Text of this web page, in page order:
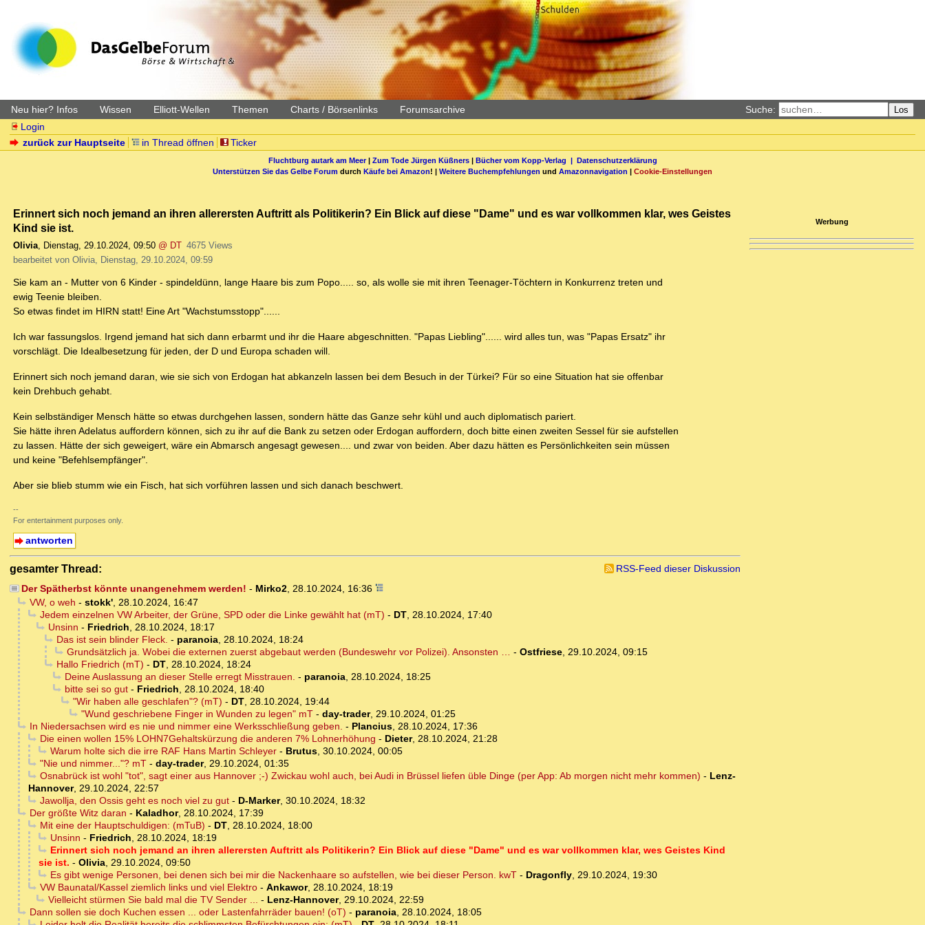
Neu hier? Infos Wissen Elliott-Wellen Themen Charts / Börsenlinks Forumsarchive Suche: Los
Login
zurück zur Hauptseite
in Thread öffnen Ticker
Fluchtburg autark am Meer| Zum Tode Jürgen Küßners| Bücher vom Kopp-Verlag | Datenschutzerklärung
Unterstützen Sie das Gelbe Forum durch Käufe bei Amazon! | Weitere Buchempfehlungen und Amazonnavigation | Cookie-Einstellungen
Erinnert sich noch jemand an ihren allerersten Auftritt als Politikerin? Ein Blick auf diese "Dame" und es war vollkommen klar, wes Geistes
Kind sie ist.
Olivia, Dienstag, 29.10.2024, 09:50 @ DT 4675 Views
bearbeitet von Olivia, Dienstag, 29.10.2024, 09:59
Sie kam an - Mutter von 6 Kinder - spindeldünn, lange Haare bis zum Popo..... so, als wolle sie mit ihren Teenager-Töchtern in Konkurrenz treten und
ewig Teenie bleiben.
So etwas findet im HIRN statt! Eine Art "Wachstumsstopp"......
Ich war fassungslos. Irgend jemand hat sich dann erbarmt und ihr die Haare abgeschnitten. "Papas Liebling"...... wird alles tun, was "Papas Ersatz" ihr
vorschlägt. Die Idealbesetzung für jeden, der D und Europa schaden will.
Erinnert sich noch jemand daran, wie sie sich von Erdogan hat abkanzeln lassen bei dem Besuch in der Türkei? Für so eine Situation hat sie offenbar
kein Drehbuch gehabt.
Kein selbständiger Mensch hätte so etwas durchgehen lassen, sondern hätte das Ganze sehr kühl und auch diplomatisch pariert.
Sie hätte ihren Adelatus auffordern können, sich zu ihr auf die Bank zu setzen oder Erdogan auffordern, doch bitte einen zweiten Sessel für sie aufstellen
zu lassen. Hätte der sich geweigert, wäre ein Abmarsch angesagt gewesen.... und zwar von beiden. Aber dazu hätten es Persönlichkeiten sein müssen
und keine "Befehlsempfänger".
Aber sie blieb stumm wie ein Fisch, hat sich vorführen lassen und sich danach beschwert.
--
For entertainment purposes only.
antworten
gesamter Thread:
RSS-Feed dieser Diskussion
Der Spätherbst könnte unangenehmem werden! - Mirko2, 28.10.2024, 16:36
VW, o weh - stokk', 28.10.2024, 16:47
Jedem einzelnen VW Arbeiter, der Grüne, SPD oder die Linke gewählt hat (mT) - DT, 28.10.2024, 17:40
Unsinn - Friedrich, 28.10.2024, 18:17
Das ist sein blinder Fleck. - paranoia, 28.10.2024, 18:24
Grundsätzlich ja. Wobei die externen zuerst abgebaut werden (Bundeswehr vor Polizei). Ansonsten … - Ostfriese, 29.10.2024, 09:15
Hallo Friedrich (mT) - DT, 28.10.2024, 18:24
Deine Auslassung an dieser Stelle erregt Misstrauen. - paranoia, 28.10.2024, 18:25
bitte sei so gut- Friedrich, 28.10.2024, 18:40
"Wir haben alle geschlafen"? (mT) - DT, 28.10.2024, 19:44
"Wund geschriebene Finger in Wunden zu legen" mT- day-trader, 29.10.2024, 01:25
In Niedersachsen wird es nie und nimmer eine Werksschließung geben. - Plancius, 28.10.2024, 17:36
Die einen wollen 15% LOHN7Gehaltskürzung die anderen 7% Lohnerhöhung - Dieter, 28.10.2024, 21:28
Warum holte sich die irre RAF Hans Martin Schleyer- Brutus, 30.10.2024, 00:05
"Nie und nimmer..."? mT- day-trader, 29.10.2024, 01:35
Osnabrück ist wohl "tot", sagt einer aus Hannover ;-) Zwickau wohl auch, bei Audi in Brüssel liefen üble Dinge (per App: Ab morgen nicht mehr kommen) - Lenz-
Hannover, 29.10.2024, 22:57
Jawollja, den Ossis geht es noch viel zu gut- D-Marker, 30.10.2024, 18:32
Der größte Witz daran - Kaladhor, 28.10.2024, 17:39
Mit eine der Hauptschuldigen: (mTuB) - DT, 28.10.2024, 18:00
Unsinn - Friedrich, 28.10.2024, 18:19
Erinnert sich noch jemand an ihren allerersten Auftritt als Politikerin? Ein Blick auf diese "Dame" und es war vollkommen klar, wes Geistes Kind
sie ist. - Olivia, 29.10.2024, 09:50
Es gibt wenige Personen, bei denen sich bei mir die Nackenhaare so aufstellen, wie bei dieser Person. kwT- Dragonfly, 29.10.2024, 19:30
VW Baunatal/Kassel ziemlich links und viel Elektro- Ankawor, 28.10.2024, 18:19
Vielleicht stürmen Sie bald mal die TV Sender ... - Lenz-Hannover, 29.10.2024, 22:59
Dann sollen sie doch Kuchen essen ... oder Lastenfahrräder bauen! (oT) - paranoia, 28.10.2024, 18:05
Werbung